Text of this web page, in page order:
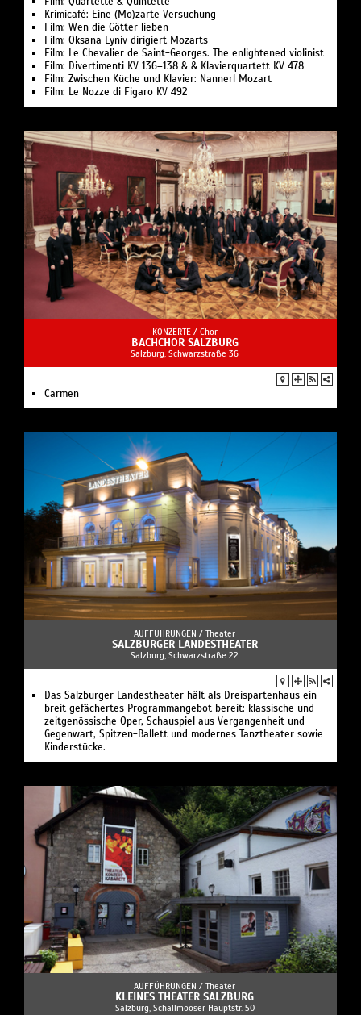
Krimicafé: Eine (Mo)zarte Versuchung
Film: Wen die Götter lieben
Film: Oksana Lyniv dirigiert Mozarts
Film: Le Chevalier de Saint-Georges. The enlightened violinist
Film: Divertimenti KV 136–138 & & Klavierquartett KV 478
Film: Zwischen Küche und Klavier: Nannerl Mozart
Film: Le Nozze di Figaro KV 492
KONZERTE / Chor
BACHCHOR SALZBURG
Salzburg, Schwarzstraße 36
Carmen
AUFFÜHRUNGEN / Theater
SALZBURGER LANDESTHEATER
Salzburg, Schwarzstraße 22
Das Salzburger Landestheater hält als Dreispartenhaus ein
breit gefächertes Programmangebot bereit: klassische und
zeitgenössische Oper, Schauspiel aus Vergangenheit und
Gegenwart, Spitzen-Ballett und modernes Tanztheater sowie
Kinderstücke.
AUFFÜHRUNGEN / Theater
KLEINES THEATER SALZBURG
Salzburg, Schallmooser Hauptstr. 50